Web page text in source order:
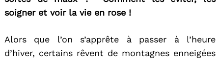
soigner et voir la vie en rose !
Alors que l’on s’apprête à passer à l’heure
d’hiver, certains rêvent de montagnes enneigées